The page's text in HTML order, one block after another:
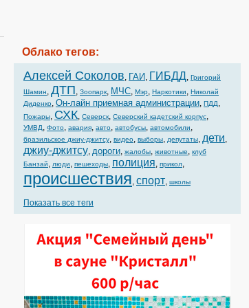
Облако тегов:
Алексей Соколов, ГАИ, ГИБДД, Григорий
Шамин, ДТП, Зоопарк, МЧС, Мэр, Наркотики, Николай
Диденко, Он-лайн приемная администрации, ПДД,
Пожары, СХК, Северск, Северский кадетский корпус,
УМВД, Фото, авария, авто, автобусы, автомобили,
бразильское джиу-джитсу, видео, выборы, депутаты, дети,
джиу-джитсу, дороги, жалобы, животные, клуб
Банзай, люди, пешеходы, полиция, прикол,
происшествия, спорт, школы
Показать все теги